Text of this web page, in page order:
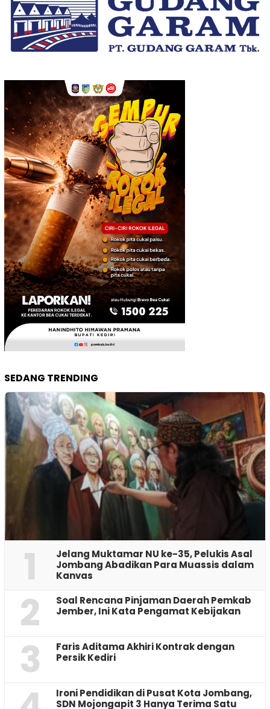
SEDANG TRENDING
1
Jelang Muktamar NU ke-35, Pelukis Asal
Jombang Abadikan Para Muassis dalam
Kanvas
2
‎Soal Rencana Pinjaman Daerah Pemkab
Jember, Ini Kata Pengamat Kebijakan ‎
3
Faris Aditama Akhiri Kontrak dengan
Persik Kediri
Ironi Pendidikan di Pusat Kota Jombang,
SDN Mojongapit 3 Hanya Terima Satu